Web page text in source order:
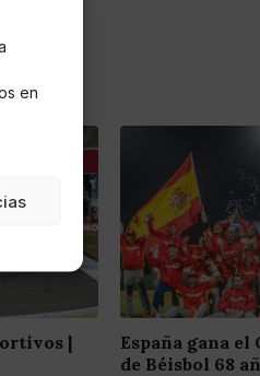
en
|
España gana el
de Béisbol 68